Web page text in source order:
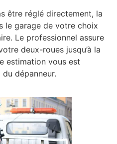
être réglé directement, la
le garage de votre choix
Le professionnel assure
deux-roues jusqu’à la
estimation vous est
dépanneur.